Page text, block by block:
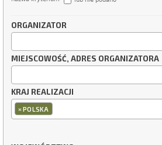
ORGANIZATOR
MIEJSCOWOŚĆ, ADRES ORGANIZATORA
KRAJ REALIZACJI
×POLSKA